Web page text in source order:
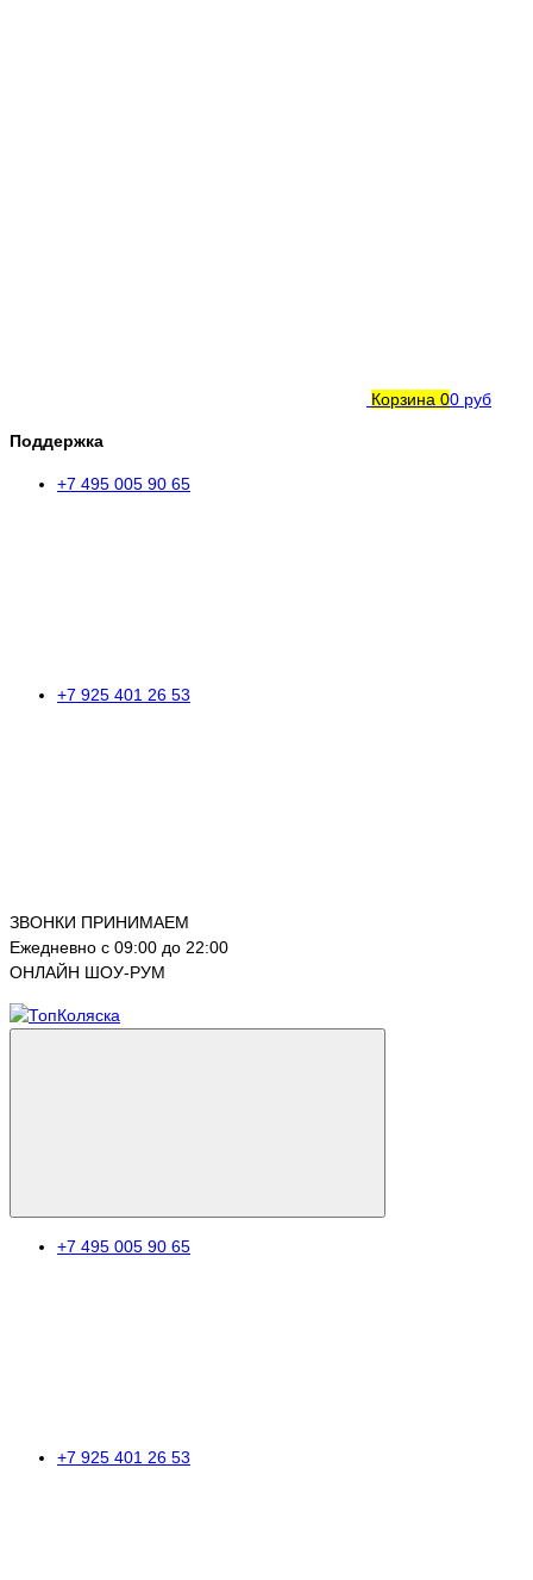
Корзина 00 руб
Поддержка
+7 495 005 90 65
+7 925 401 26 53
ЗВОНКИ ПРИНИМАЕМ
Ежедневно с 09:00 до 22:00
ОНЛАЙН ШОУ-РУМ
+7 495 005 90 65
+7 925 401 26 53